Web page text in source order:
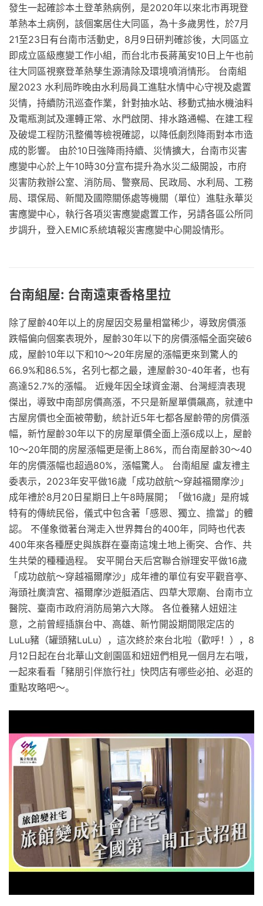
發生一起確診本土登革熱病例，是2020年以來北市再現登
革熱本土病例，該個案居住大同區，為十多歲男性，於7月
21至23日有台南市活動史，8月9日研判確診後，大同區立
即成立區級應變工作小組，而台北市長蔣萬安10日上午也前
往大同區視察登革熱孳生源清除及環境噴消情形。 台南組
屋2023 水利局昨晚由水利局員工進駐水情中心守視及處置
災情，持續防汛巡查作業，針對抽水站、移動式抽水機油料
及電瓶測試及運轉正常、水門啟閉、排水路通暢、在建工程
及破堤工程防汛整備等檢視確認，以降低劇烈降雨對本市造
成的影響。 由於10日強降雨持續、災情擴大，台南市災害
應變中心於上午10時30分宣布提升為水災二級開設，市府
災害防救辦公室、消防局、警察局、民政局、水利局、工務
局、環保局、新聞及國際關係處等機關（單位）進駐永華災
害應變中心，執行各項災害應變處置工作，另請各區公所同
步調升，登入EMIC系統填報災害應變中心開設情形。
台南組屋: 台南遠東香格里拉
除了屋齡40年以上的房屋因交易量相當稀少，導致房價漲
跌幅偏向個案表現外，屋齡30年以下的房價漲幅全面突破6
成，屋齡10年以下和10～20年房屋的漲幅更來到驚人的
66.9%和86.5%，名列七都之最，連屋齡30-40年者，也有
高達52.7%的漲幅。 近幾年因全球資金潮、台灣經濟表現
傑出，導致中南部房價高漲，不只是新屋單價飆高，就連中
古屋房價也全面被帶動，統計近5年七都各屋齡帶的房價漲
幅，新竹屋齡30年以下的房屋單價全面上漲6成以上，屋齡
10～20年間的房屋漲幅更是衝上86%，而台南屋齡30～40
年的房價漲幅也超過80%，漲幅驚人。 台南組屋 盧友禮主
委表示，2023年安平做16歲「成功啟航～穿越福爾摩沙」
成年禮於8月20日星期日上午8時展開；「做16歲」是府城
特有的傳統民俗，儀式中包含著「感恩、獨立、擔當」的體
認。 不僅象徵著台灣走入世界舞台的400年，同時也代表
400年來各種歷史與族群在臺南這塊土地上衝突、合作、共
生共榮的種種過程。 安平開台天后宮聯合辦理安平做16歲
「成功啟航～穿越福爾摩沙」成年禮的單位有安平觀音亭、
海頭社廣濟宮、福爾摩沙遊艇酒店、四草大眾廟、台南市立
醫院、臺南市政府消防局第六大隊。 各位養豬人妞妞注
意，之前曾經插旗台中、高雄、新竹開設期間限定店的
LuLu豬（罐頭豬LuLu），這次終於來台北啦（歡呼！），8
月12日起在台北華山文創園區和妞妞們相見一個月左右哦，
一起來看看「豬朋引伴旅行社」快閃店有哪些必拍、必逛的
重點攻略吧～。